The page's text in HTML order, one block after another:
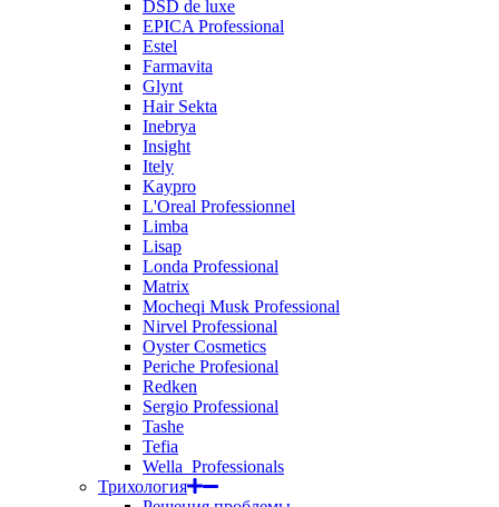
DSD de luxe
EPICA Professional
Estel
Farmavita
Glynt
Hair Sekta
Inebrya
Insight
Itely
Kaypro
L'Oreal Professionnel
Limba
Lisap
Londa Professional
Matrix
Mocheqi Musk Professional
Nirvel Professional
Oyster Cosmetics
Periche Profesional
Redken
Sergio Professional
Tashe
Tefia
Wella_Professionals
Трихология